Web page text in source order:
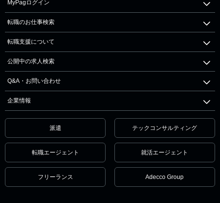
MyPagログイン
転職のお仕事検索
転職支援について
公開中の求人検索
Q&A・お問い合わせ
企業情報
派遣 テックコンサルティング
転職エージェント 就活エージェント
フリーランス Adecco Group